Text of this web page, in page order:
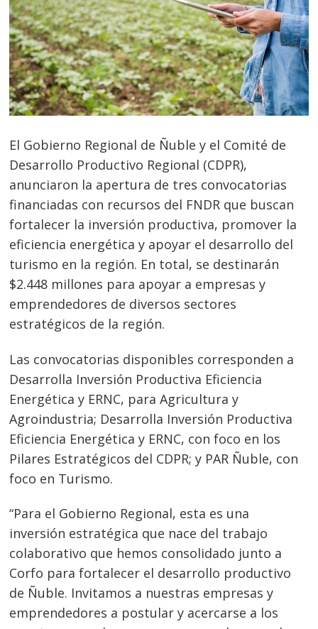
El Gobierno Regional de Ñuble y el Comité de
Desarrollo Productivo Regional (CDPR),
anunciaron la apertura de tres convocatorias
financiadas con recursos del FNDR que buscan
fortalecer la inversión productiva, promover la
eficiencia energética y apoyar el desarrollo del
turismo en la región. En total, se destinarán
$2.448 millones para apoyar a empresas y
emprendedores de diversos sectores
estratégicos de la región.
Las convocatorias disponibles corresponden a
Desarrolla Inversión Productiva Eficiencia
Energética y ERNC, para Agricultura y
Agroindustria; Desarrolla Inversión Productiva
Eficiencia Energética y ERNC, con foco en los
Pilares Estratégicos del CDPR; y PAR Ñuble, con
foco en Turismo.
“Para el Gobierno Regional, esta es una
inversión estratégica que nace del trabajo
colaborativo que hemos consolidado junto a
Corfo para fortalecer el desarrollo productivo
de Ñuble. Invitamos a nuestras empresas y
emprendedores a postular y acercarse a los